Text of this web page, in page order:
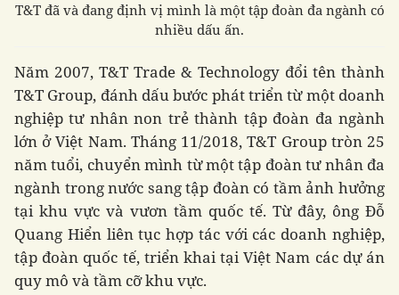
T&T đã và đang định vị mình là một tập đoàn đa ngành có
nhiều dấu ấn.
Năm 2007, T&T Trade & Technology đổi tên thành
T&T Group, đánh dấu bước phát triển từ một doanh
nghiệp tư nhân non trẻ thành tập đoàn đa ngành
lớn ở Việt Nam. Tháng 11/2018, T&T Group tròn 25
năm tuổi, chuyển mình từ một tập đoàn tư nhân đa
ngành trong nước sang tập đoàn có tầm ảnh hưởng
tại khu vực và vươn tầm quốc tế. Từ đây, ông Đỗ
Quang Hiển liên tục hợp tác với các doanh nghiệp,
tập đoàn quốc tế, triển khai tại Việt Nam các dự án
quy mô và tầm cỡ khu vực.